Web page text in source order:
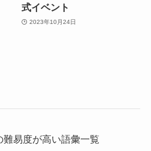
式イベント
2023年10月24日
易度が高い語彙一覧